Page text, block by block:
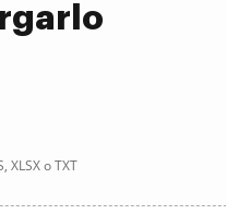
XLSX o TXT